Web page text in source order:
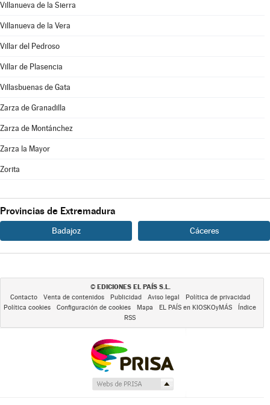
Villanueva de la Sierra
Villanueva de la Vera
Villar del Pedroso
Villar de Plasencia
Villasbuenas de Gata
Zarza de Granadilla
Zarza de Montánchez
Zarza la Mayor
Zorita
Provincias de Extremadura
Badajoz Cáceres
© EDICIONES EL PAÍS S.L.
Contacto Venta de contenidos Publicidad Aviso legal
Política de privacidad
Política cookies
Configuración de cookies Mapa EL PAÍS en KIOSKOyMÁS
Índice
RSS